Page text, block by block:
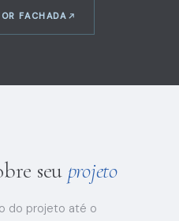
FACHADA
seu projeto
do projeto até o